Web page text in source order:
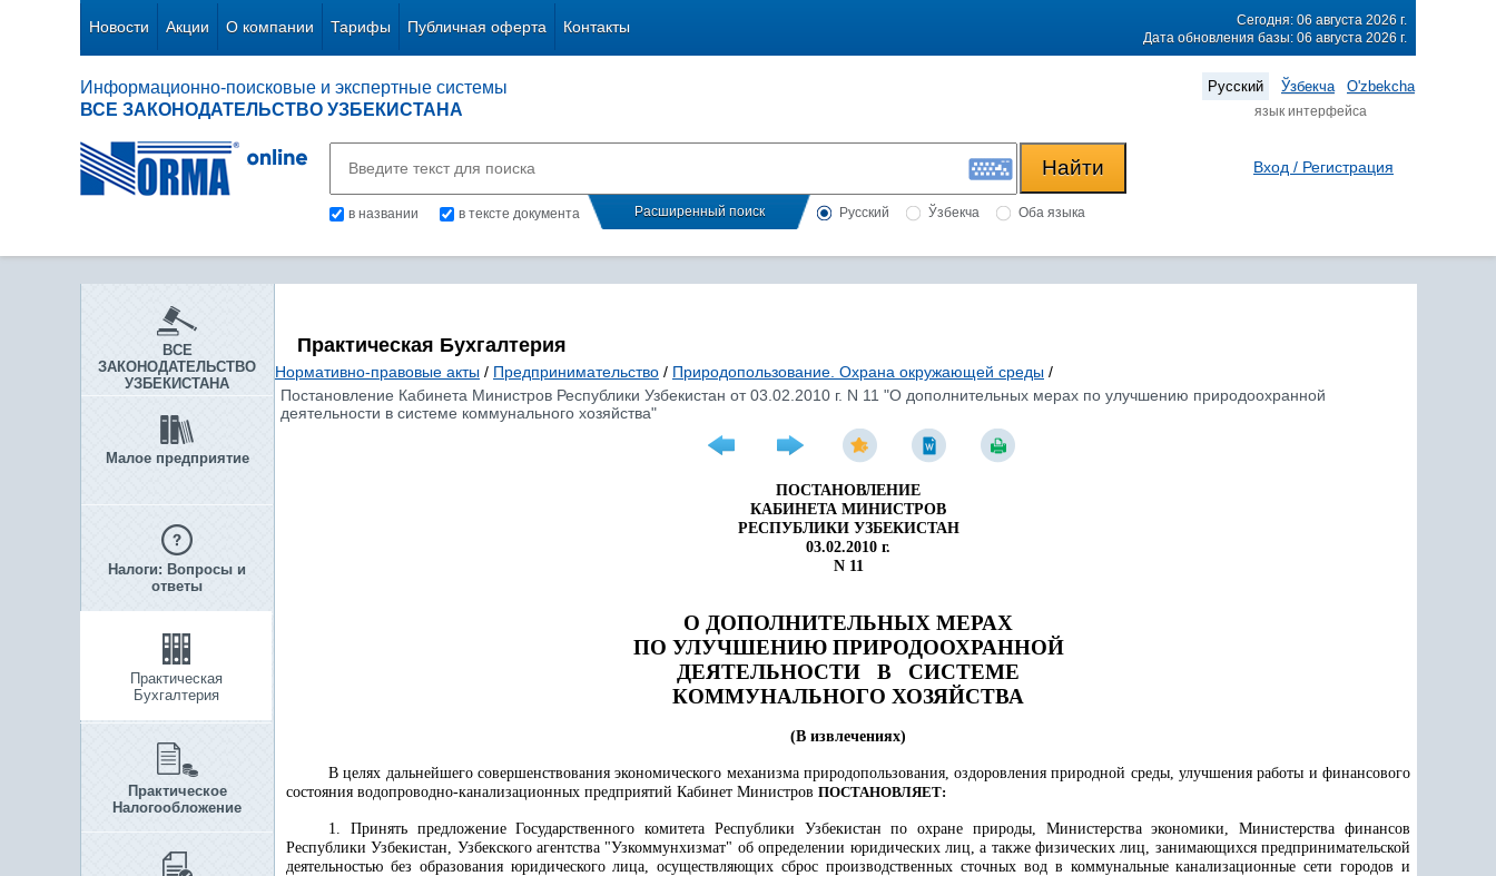
Новости Акции О компании Тарифы Публичная оферта Контакты
Сегодня: 06 августа 2026 г.
Дата обновления базы: 06 августа 2026 г.
Информационно-поисковые и экспертные системы
ВСЕ ЗАКОНОДАТЕЛЬСТВО УЗБЕКИСТАНА
Русский Ўзбекча O'zbekcha
язык интерфейса
в названии в тексте документа Расширенный поиск Русский Ўзбекча Оба языка
Вход / Регистрация
ВСЕ
ЗАКОНОДАТЕЛЬСТВО
УЗБЕКИСТАНА
Малое предприятие
Налоги: Вопросы и
ответы
Практическая
Бухгалтерия
Практическое
Налогообложение
Практическая Бухгалтерия
Нормативно-правовые акты / Предпринимательство / Природопользование. Охрана окружающей среды /
Постановление Кабинета Министров Республики Узбекистан от 03.02.2010 г. N 11 "О дополнительных мерах по улучшению природоохранной
деятельности в системе коммунального хозяйства"
ПОСТАНОВЛЕНИЕ
КАБИНЕТА МИНИСТРОВ
РЕСПУБЛИКИ УЗБЕКИСТАН
03.02.2010 г.
N 11
О ДОПОЛНИТЕЛЬНЫХ МЕРАХ
ПО УЛУЧШЕНИЮ ПРИРОДООХРАННОЙ
ДЕЯТЕЛЬНОСТИ
В
СИСТЕМЕ
КОММУНАЛЬНОГО ХОЗЯЙСТВА
(В извлечениях)
В целях дальнейшего совершенствования экономического механизма природопользования, оздоровления природной среды, улучшения работы и финансового
состояния водопроводно-канализационных предприятий Кабинет Министров ПОСТАНОВЛЯЕТ:
1. Принять предложение Государственного комитета Республики Узбекистан по охране природы, Министерства экономики, Министерства финансов
Республики Узбекистан, Узбекского агентства "Узкоммунхизмат" об определении юридических лиц, а также физических лиц, занимающихся предпринимательской
деятельностью без образования юридического лица, осуществляющих сброс производственных сточных вод в коммунальные канализационные сети городов и